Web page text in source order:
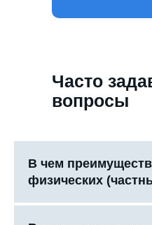
Часто
вопросы
В чем
физических